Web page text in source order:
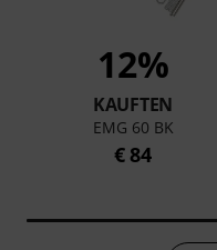
12%
KAUFTEN
EMG 60 BK
€ 84